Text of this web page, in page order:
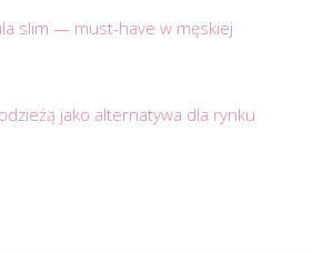
slim — must-have w męskiej
jako alternatywa dla rynku